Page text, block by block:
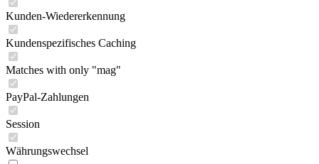
Kunden-Wiedererkennung
Kundenspezifisches Caching
Matches with only "mag"
PayPal-Zahlungen
Session
Währungswechsel